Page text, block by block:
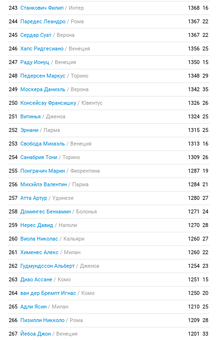
243 Станкович Филип / Интер 1368 16
244 Паредес Леандро / Рома 1367 22
245 Сердар Суат / Верона 1367 22
246 Хапс Ридгесиано / Венеция 1356 25
247 Раду Ионуц / Венеция 1350 15
248 Педерсен Маркус / Торино 1348 29
249 Москера Даниэль / Верона 1342 35
250 Консейсау Франсишку / Ювентус 1326 26
251 Витинья / Дженоа 1324 25
252 Эрнани / Парма 1315 25
253 Свобода Михаэль / Венеция 1313 16
254 Санабрия Тони / Торино 1309 26
255 Понграчич Марин / Фиорентина 1287 19
256 Михэйлэ Валентин / Парма 1284 21
257 Атта Артур / Удинезе 1280 27
258 Домингес Бенхамин / Болонья 1271 24
259 Нерес Давид / Наполи 1270 28
260 Виола Николас / Кальяри 1260 27
261 Хименес Алекс / Милан 1260 22
262 Гудмундссон Альберт / Дженоа 1254 23
263 Диао Ассане / Комо 1251 15
264 ван дер Бремпт Игнас / Комо 1250 20
265 Адли Ясин / Милан 1210 25
266 Пизилли Никколо / Рома 1209 28
267 Йебоа Джон / Венеция 1201 33